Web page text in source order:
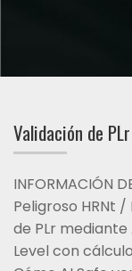
Validación de
INFORMACIÓN
Peligroso HRNt
de PLr
Level con cálculo